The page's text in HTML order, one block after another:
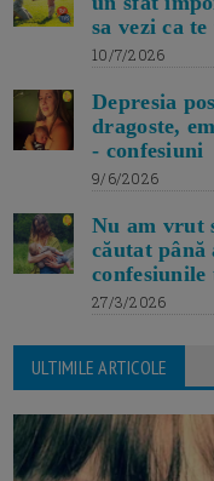
sa vezi ca
10/7/2026
Depresia
dragoste,
- confesiuni
9/6/2026
Nu am vrut
căutat până
confesiunile
27/3/2026
ULTIMILE ARTICOLE